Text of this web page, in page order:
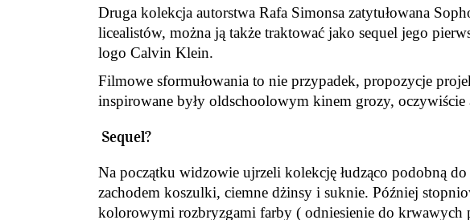
Druga kolekcja autorstwa Rafa Simonsa zatytułowana
licealistów, można ją także traktować jako sequel jego
logo Calvin Klein.
Filmowe sformułowania to nie przypadek, propozycje
inspirowane były oldschoolowym kinem grozy, oczywiście
Sequel?
Na początku widzowie ujrzeli kolekcję łudząco podobną do
zachodem koszulki, ciemne dżinsy i suknie. Później
kolorowymi rozbryzgami farby ( odniesienie do